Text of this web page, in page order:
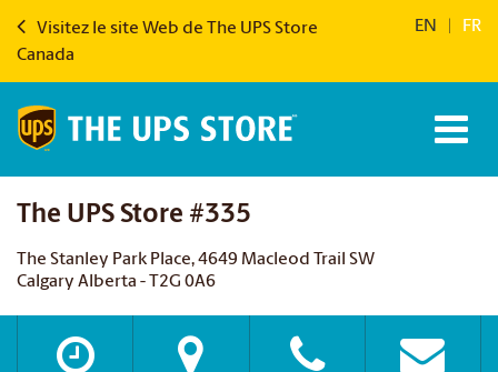
Visitez le site Web de The UPS Store
Canada
EN FR
The UPS Store #335
The Stanley Park Place, 4649 Macleod Trail SW
Calgary Alberta - T2G 0A6